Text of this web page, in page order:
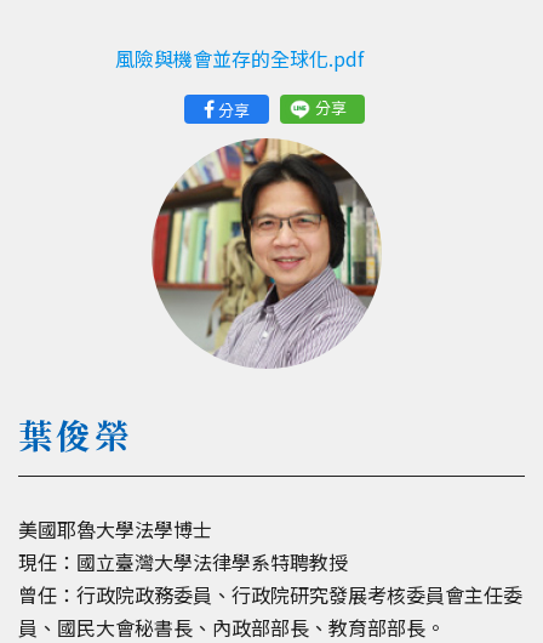
風險與機會並存的全球化.pdf
分享 分享
葉俊榮
美國耶魯大學法學博士
現任：國立臺灣大學法律學系特聘教授
曾任：行政院政務委員、行政院研究發展考核委員會主任委
員、國民大會秘書長、內政部部長、教育部部長。